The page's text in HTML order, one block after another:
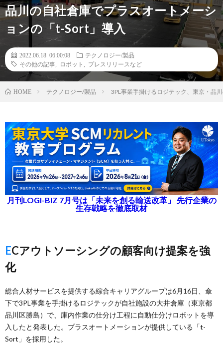
品川の自社倉庫でプラスオートメーシ
ョンの「t-Sort」導入
2022.06.18 06:00:08
テクノロジー/製品
その他の記事
ロボット プレスリリースなど
HOME テクノロジー/製品 3PL事業手掛けるロジテック、東京・品
月刊LOGI-BIZ 7月号は「未来を創る輸送改革」 先行企業の
生存戦略を徹底取材
ECアウトソーシングの顧客向け提案を強
化
総合人材サービスを提供する綜合キャリアグループは6月16日、傘
下で3PL事業を手掛けるロジテックが自社施設の大井倉庫（東京都
品川区勝島）で、庫内作業の仕分け工程に自動仕分けロボットを導
入したと発表した。プラスオートメーションが提供している「t-
Sort」を採用した。